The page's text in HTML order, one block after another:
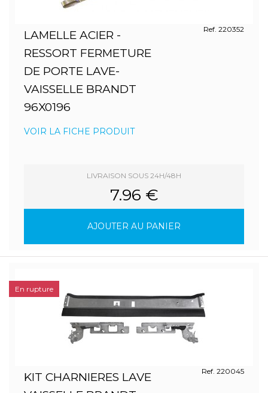
LAMELLE ACIER -
RESSORT FERMETURE
DE PORTE LAVE-
VAISSELLE BRANDT
96X0196
Ref. 220352
VOIR LA FICHE PRODUIT
LIVRAISON SOUS 24H/48H
7.96 €
AJOUTER AU PANIER
KIT CHARNIERES LAVE
Ref. 220045
En rupture